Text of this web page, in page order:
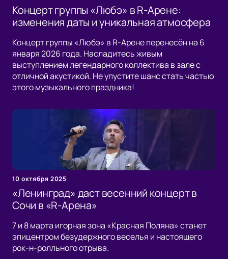
Концерт группы «Любэ» в R-Арене:
изменения даты и уникальная атмосфера
Концерт группы «Любэ» в R-Арене перенесён на 6
января 2026 года. Насладитесь живым
выступлением легендарного коллектива в зале с
отличной акустикой. Не упустите шанс стать частью
этого музыкального праздника!
10 октября 2025
«Ленинград» даст весенний концерт в
Сочи в «R-Арена»
7 и 8 марта игорная зона «Красная Поляна» станет
эпицентром безудержного веселья и настоящего
рок-н-ролльного отрыва.